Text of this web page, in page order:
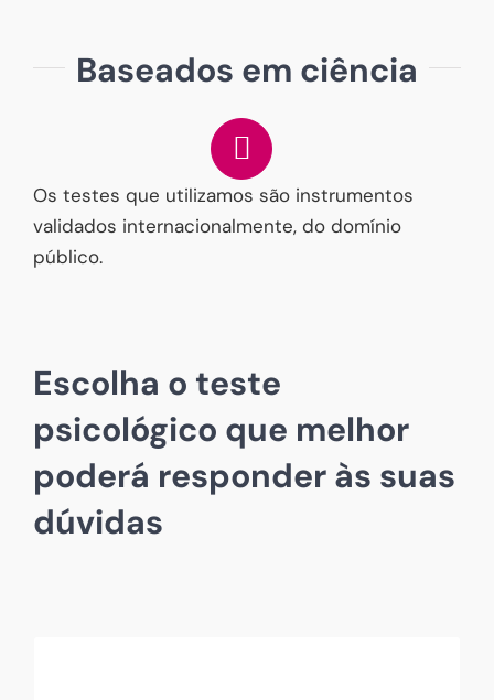
Baseados em ciência
Os testes que utilizamos são instrumentos
validados internacionalmente, do domínio
público.
Escolha o teste
psicológico que melhor
poderá responder às suas
dúvidas